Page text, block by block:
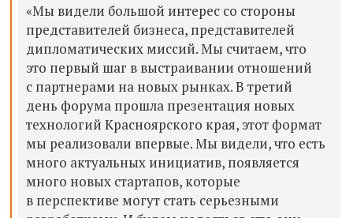
«Мы видели большой интерес со стороны
представителей бизнеса, представителей
дипломатических миссий. Мы считаем, что
это первый шаг в выстраивании отношений
с партнерами на новых рынках. В третий
день форума прошла презентация новых
технологий Красноярского края, этот формат
мы реализовали впервые. Мы видели, что есть
много актуальных инициатив, появляется
много новых стартапов, которые
в перспективе могут стать серьезными